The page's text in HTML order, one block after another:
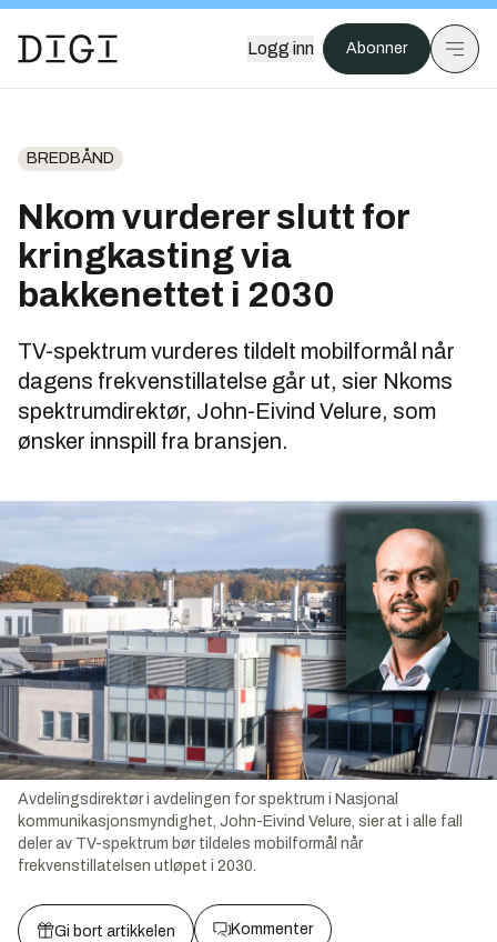
Logg inn Abonner
BREDBÅND
Nkom vurderer slutt for
kringkasting via
bakkenettet i 2030
TV-spektrum vurderes tildelt mobilformål når
dagens frekvenstillatelse går ut, sier Nkoms
spektrumdirektør, John-Eivind Velure, som
ønsker innspill fra bransjen.
Avdelingsdirektør i avdelingen for spektrum i Nasjonal
kommunikasjonsmyndighet, John-Eivind Velure, sier at i alle fall
deler av TV-spektrum bør tildeles mobilformål når
frekvenstillatelsen utløpet i 2030.
Gi bort artikkelen Kommenter